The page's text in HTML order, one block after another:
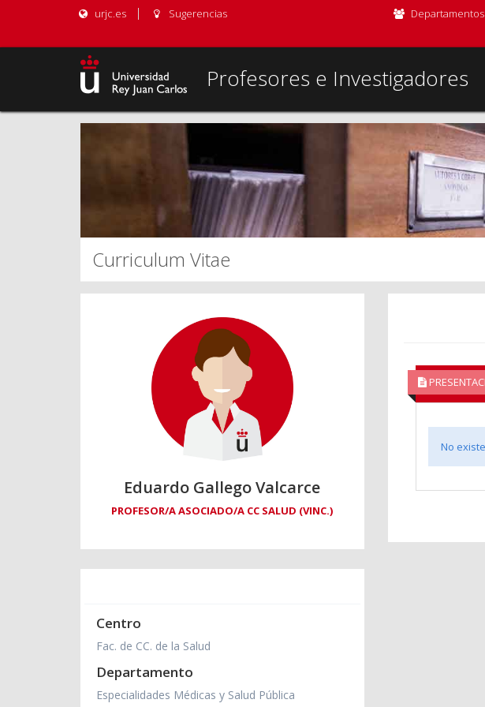
urjc.es Sugerencias Departamentos
Profesores e Investigadores
Curriculum Vitae
Eduardo Gallego Valcarce
PROFESOR/A ASOCIADO/A CC SALUD (VINC.)
Centro
Fac. de CC. de la Salud
Departamento
Especialidades Médicas y Salud Pública
No